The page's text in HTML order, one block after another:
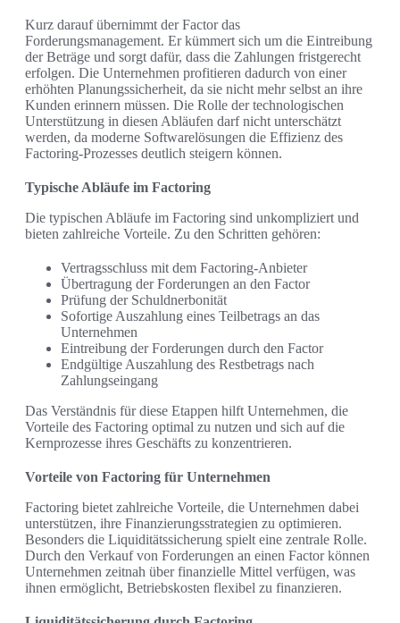
Kurz darauf übernimmt der Factor das
Forderungsmanagement. Er kümmert sich um die Eintreibung
der Beträge und sorgt dafür, dass die Zahlungen fristgerecht
erfolgen. Die Unternehmen profitieren dadurch von einer
erhöhten Planungssicherheit, da sie nicht mehr selbst an ihre
Kunden erinnern müssen. Die Rolle der technologischen
Unterstützung in diesen Abläufen darf nicht unterschätzt
werden, da moderne Softwarelösungen die Effizienz des
Factoring-Prozesses deutlich steigern können.
Typische Abläufe im Factoring
Die typischen Abläufe im Factoring sind unkompliziert und
bieten zahlreiche Vorteile. Zu den Schritten gehören:
Vertragsschluss mit dem Factoring-Anbieter
Übertragung der Forderungen an den Factor
Prüfung der Schuldnerbonität
Sofortige Auszahlung eines Teilbetrags an das
Unternehmen
Eintreibung der Forderungen durch den Factor
Endgültige Auszahlung des Restbetrags nach
Zahlungseingang
Das Verständnis für diese Etappen hilft Unternehmen, die
Vorteile des Factoring optimal zu nutzen und sich auf die
Kernprozesse ihres Geschäfts zu konzentrieren.
Vorteile von Factoring für Unternehmen
Factoring bietet zahlreiche Vorteile, die Unternehmen dabei
unterstützen, ihre Finanzierungsstrategien zu optimieren.
Besonders die Liquiditätssicherung spielt eine zentrale Rolle.
Durch den Verkauf von Forderungen an einen Factor können
Unternehmen zeitnah über finanzielle Mittel verfügen, was
ihnen ermöglicht, Betriebskosten flexibel zu finanzieren.